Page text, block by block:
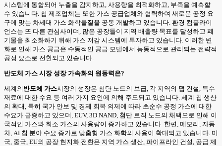
시스템에 통합되어 누출을 감지하고, 사용량을 최적화하고, 부족을 예측할
수 있습니다. 칩 제조업체는 또한 가스 공급업체와 협력하여 새로운 공정 요
구에 맞는 차세대 가스 화학물질을 공동 개발하고 있습니다. 환경 컴플라이
언스는 또 다른 관심사이며, 많은 공장들이 지역 배출량 목표를 달성하고 폐
기물을 최소화하기 위해 가스 저감 시스템에 투자하고 있습니다. 이러한 변
화로 인해 가스 공급은 수동적인 공급 모델에서 능동적으로 관리되는 전략적
공정 요소로 전환되고 있습니다.
반도체 가스 시장 성장 가속화의 원동력은?
세계의 반도체 가스시장의 성장은 첨단 노드의 보급, 각 지역의 팹 건설, 특수
재료에 대한 수요 등 여러 가지 요인에 의해 주도되고 있습니다. 세계 칩 생산
의 확대, 특히 국가 안보 및 경제 회복 의제에 따라 초순수 공정 가스에 대한
수요가 급증하고 있으며, EUV, 3D NAND, 첨단 로직 노드의 채택으로 인해 이
국적인 가스와 희소 가스의 사용량이 증가하고 있습니다. 한편, 메모리, 자동
차, AI 칩 분야 수요 증가로 맞춤형 가스 화학의 사용이 확대되고 있습니다. 미
국, 중국, EU의 공장 현지화 전환은 지역 가스 생산, 파이프라인 건설, 공급 제